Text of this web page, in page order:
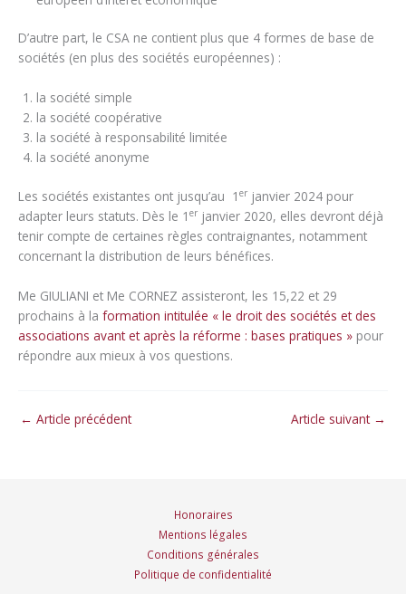
D’autre part, le CSA ne contient plus que 4 formes de base de
sociétés (en plus des sociétés européennes) :
la société simple
la société coopérative
la société à responsabilité limitée
la société anonyme
Les sociétés existantes ont jusqu’au 1 er janvier 2024 pour
adapter leurs statuts. Dès le 1 er janvier 2020, elles devront déjà
tenir compte de certaines règles contraignantes, notamment
concernant la distribution de leurs bénéfices.
Me GIULIANI et Me CORNEZ assisteront, les 15,22 et 29
prochains à la formation intitulée « le droit des sociétés et des
associations avant et après la réforme : bases pratiques » pour
répondre aux mieux à vos questions.
← Article précédent Article suivant →
Honoraires
Mentions légales
Conditions générales
Politique de confidentialité